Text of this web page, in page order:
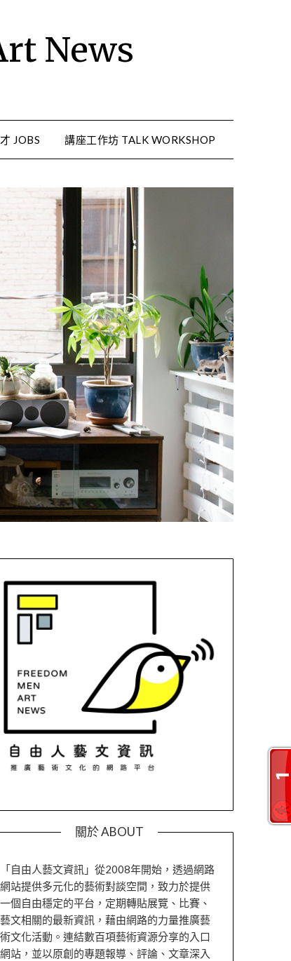
News
JOBS 講座工作坊 TALK WORKSHOP
關於 ABOUT
「自由人藝文資訊」從2008年開始，透過網路
網站提供多元化的藝術對談空間，致力於提供
一個自由穩定的平台，定期轉貼展覽、比賽、
藝文相關的最新資訊，藉由網路的力量推廣藝
術文化活動。連結數百項藝術資源分享的入口
網站，並以原創的專題報導、評論、文章深入